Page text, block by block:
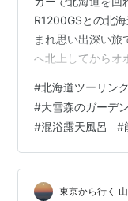
R1200GSとの北
まれ思い出深い
へ北上してからオ
天気】 【宗谷丘
てあります】 【
延々と続きます】
ので飽きます。腰
ンスホテル 【紋
りません】 …
#北海道ツーリン
#大雪森のガーデン
#混浴露天風呂 #
東京から行く